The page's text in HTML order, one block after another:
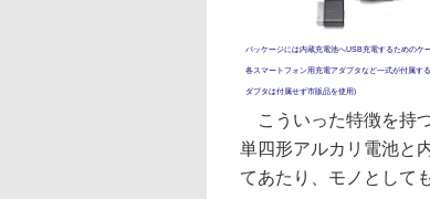
パッケージには内蔵充電池へUSB充電するためのケ
各スマートフォン用充電アダプタなど一式が付属す
ダプタは付属せず市販品を使用)
こういった特徴を持
単四形アルカリ電池と
てあたり、モノとして